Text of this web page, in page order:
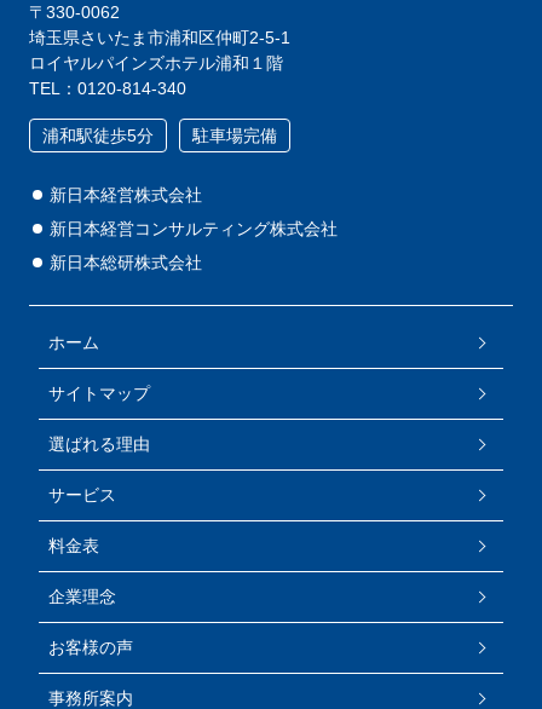
〒330-0062
埼玉県さいたま市浦和区仲町2-5-1
ロイヤルパインズホテル浦和１階
TEL：0120-814-340
浦和駅徒歩5分 駐車場完備
新日本経営株式会社
新日本経営コンサルティング株式会社
新日本総研株式会社
ホーム
サイトマップ
選ばれる理由
サービス
料金表
企業理念
お客様の声
事務所案内